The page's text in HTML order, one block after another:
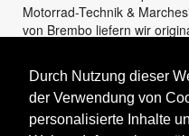
Durch Nutzung dieser
der Verwendung von
personalisierte Inhalte
Motorrad-Technik &
von Brembo liefern wir
Unser Service steht
den Einzel- und
KUNDENBEREICH